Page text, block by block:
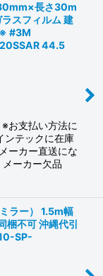
長さ30m
スフィルム 建
#3M
44.5
お支払い方法に
ンテックに在庫
ーカー直送にな
ーカー欠品
ラー） 1.5m幅
不可 沖縄代引
SP-